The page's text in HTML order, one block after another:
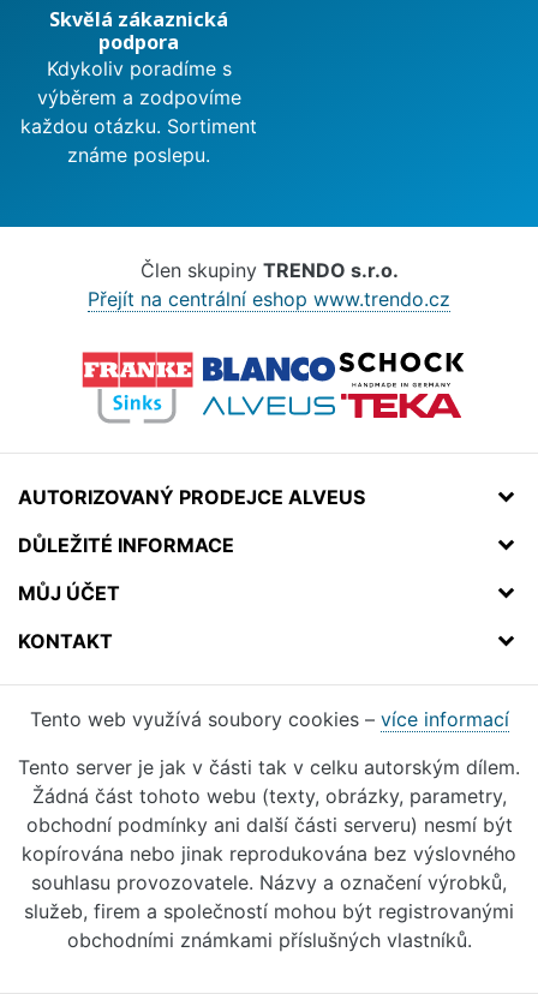
Skvělá zákaznická
podpora
Kdykoliv poradíme s
výběrem a zodpovíme
každou otázku. Sortiment
známe poslepu.
Člen skupiny TRENDO s.r.o.
Přejít na centrální eshop www.trendo.cz
AUTORIZOVANÝ PRODEJCE ALVEUS
DŮLEŽITÉ INFORMACE
MŮJ ÚČET
KONTAKT
Tento web využívá soubory cookies – více informací
Tento server je jak v části tak v celku autorským dílem.
Žádná část tohoto webu (texty, obrázky, parametry,
obchodní podmínky ani další části serveru) nesmí být
kopírována nebo jinak reprodukována bez výslovného
souhlasu provozovatele. Názvy a označení výrobků,
služeb, firem a společností mohou být registrovanými
obchodními známkami příslušných vlastníků.